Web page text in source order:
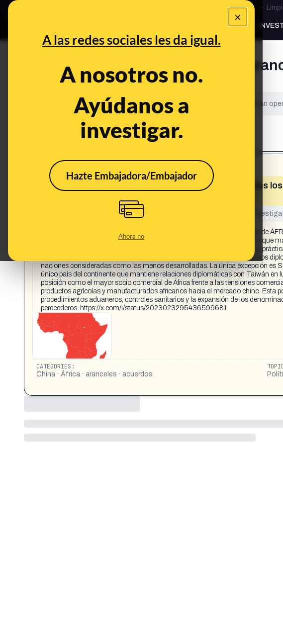
×
A las redes sociales les da igual.
A nosotros no.
Ayúdanos a
investigar.
Hazte Embajadora/Embajador
Ahora no
Bulos Ceuta •
PREBUNKING
¿China eliminará el 100% de los
partir de mayo de 2026?
This content has NOT yet been verified. It is an
What's being said:
«China eliminará el 100% de los aranceles para todos
This content has not yet been
China ELIMINARÁ el 100% de los ARANCELES para TODOS los países de
anunciada por el presidente Xi Jinping, beneficia a 53/54 países africanos que
ARANCEL CERO al 100% de las líneas arancelarias, lo que significa que
chino libre de impuestos. Se extiende a los 53 países africanos con vínculos
naciones consideradas como las menos desarrolladas. La única excepción es
único país del continente que mantiene relaciones diplomáticas con Taiwán en
posición como el mayor socio comercial de África frente a las tensiones
productos agrícolas y manufacturados africanos hacia el mercado chino. Esta
procedimientos aduaneros, controles sanitarios y la expansión de los
perecederos. https://x.com/i/status/2023023295436599681
CATEGORIES:
China · África · aranceles · acuerdos